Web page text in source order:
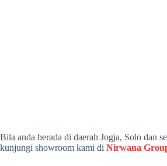
Bila anda berada di daerah Jogja, Solo dan
kunjungi showroom kami di Nirwana